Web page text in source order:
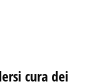
cura dei